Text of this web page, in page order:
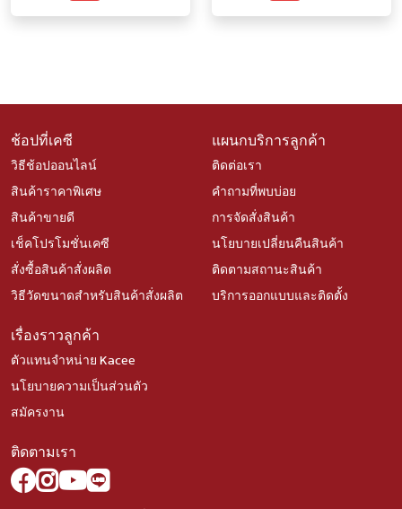
ช้อปที่เคซี
วิธีช้อปออนไลน์
สินค้าราคาพิเศษ
สินค้าขายดี
เช็คโปรโมชั่นเคซี
สั่งซื้อสินค้าสั่งผลิต
วิธีวัดขนาดสำหรับสินค้าสั่งผลิต
แผนกบริการลูกค้า
ติดต่อเรา
คำถามที่พบบ่อย
การจัดสั่งสินค้า
นโยบายเปลี่ยนคืนสินค้า
ติดตามสถานะสินค้า
บริการออกแบบและติดตั้ง
เรื่องราวลูกค้า
ตัวแทนจำหน่าย Kacee
นโยบายความเป็นส่วนตัว
สมัครงาน
ติดตามเรา